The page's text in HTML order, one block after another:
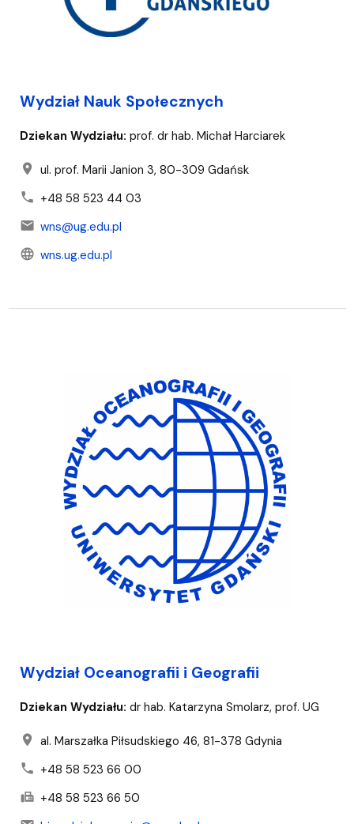
Wydział Nauk Społecznych
Dziekan Wydziału: prof. dr hab. Michał Harciarek
location_on ul. prof. Marii Janion 3, 80-309 Gdańsk
phone +48 58 523 44 03
mail wns@ug.edu.pl
language wns.ug.edu.pl
Wydział Oceanografii i Geografii
Dziekan Wydziału: dr hab. Katarzyna Smolarz, prof. UG
location_on al. Marszałka Piłsudskiego 46, 81-378 Gdynia
phone +48 58 523 66 00
fax +48 58 523 66 50